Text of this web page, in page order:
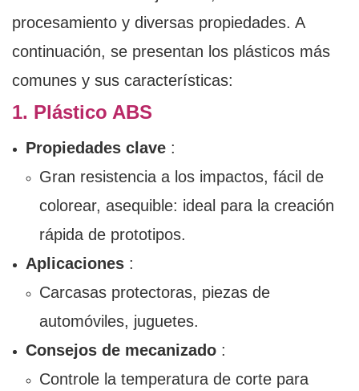
procesamiento y diversas propiedades. A
continuación, se presentan los plásticos más
comunes y sus características:
1. Plástico ABS
Propiedades clave:
Gran resistencia a los impactos, fácil de
colorear, asequible: ideal para la creación
rápida de prototipos.
Aplicaciones:
Carcasas protectoras, piezas de
automóviles, juguetes.
Consejos de mecanizado:
Controle la temperatura de corte para